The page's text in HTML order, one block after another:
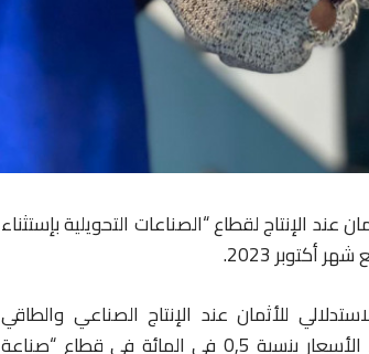
عند الإنتاج لقطاع “الصناعات التحويلية بإستثناء
للأثمان عند الإنتاج الصناعي والطاقي
والمعدني، أن هذا الاستقرار قد نتج، بالخصوص، عن تزايد الأسعار بنسبة 0,5 في المائة في قطاع “صناعة